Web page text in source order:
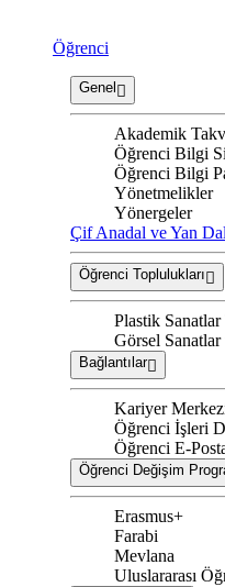
Öğrenci
Genel
Akademik
Öğrenci Bilgi
Öğrenci Bilgi
Yönetmelikler
Yönergeler
Çif Anadal ve Yan
Öğrenci Toplulukları
Plastik
Görsel
Bağlantılar
Kariyer
Öğrenci İşleri
Öğrenci E-
Öğrenci Değişim
Erasmus+
Farabi
Mevlana
Uluslararası